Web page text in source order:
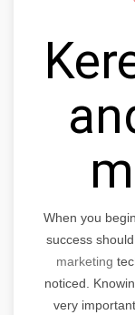
When you
success
marketing
noticed.
very